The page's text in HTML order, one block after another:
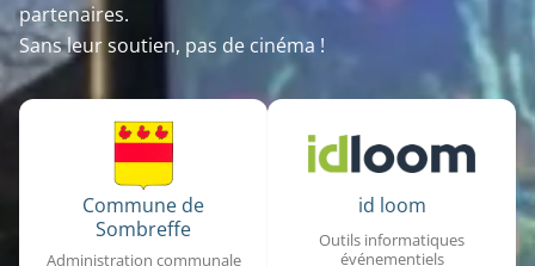
partenaires.
Sans leur soutien, pas de cinéma !
Commune de
Sombreffe
Administration communale
id loom
Outils informatiques
événementiels